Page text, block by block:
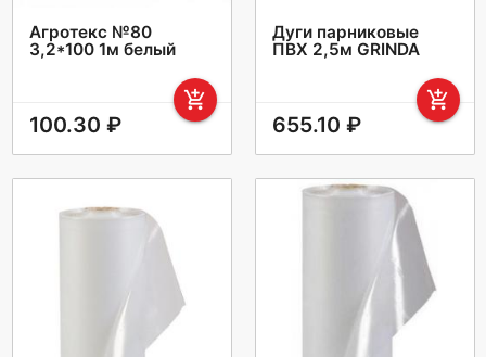
Агротекс №80
3,2*100 1м белый
add_shopping_cart
100.30 ₽
Дуги парниковые
ПВХ 2,5м GRINDA
add_shopping_cart
655.10 ₽